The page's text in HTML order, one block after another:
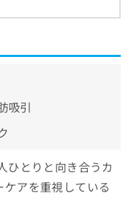
吸引
ひとりと向き合うカ
アを重視している